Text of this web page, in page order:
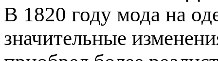
В 1820 году мода на
значительные